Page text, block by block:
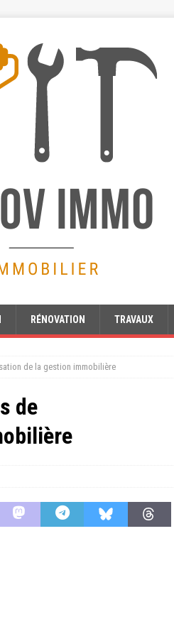
RÉNOVATION TRAVAUX
de la gestion immobilière
de